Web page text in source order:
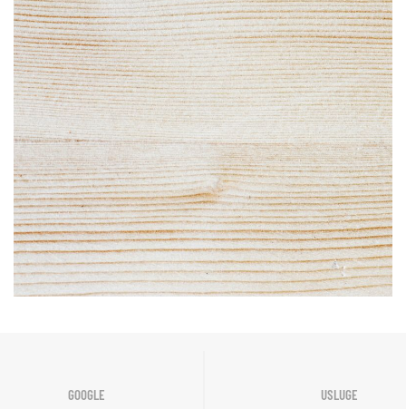
GOOGLE
USLUGE